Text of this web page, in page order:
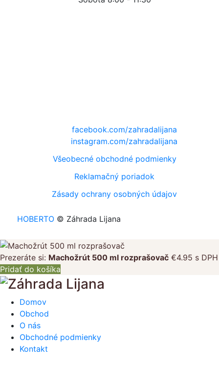
facebook.com/zahradalijana
instagram.com/zahradalijana
Všeobecné obchodné podmienky
Reklamačný poriadok
Zásady ochrany osobných údajov
HOBERTO © Záhrada Lijana
Prezeráte si: Machožrút 500 ml rozprašovač €4.95 s DPH
Pridať do košíka
Domov
Obchod
O nás
Obchodné podmienky
Kontakt